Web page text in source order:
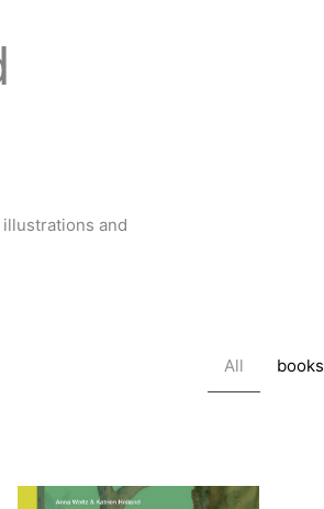
and
All books